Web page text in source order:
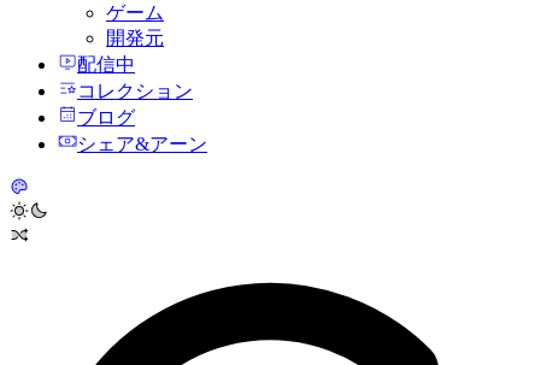
ゲーム
開発元
配信中
コレクション
ブログ
シェア&アーン